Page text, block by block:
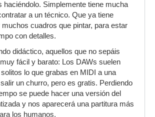
haciéndolo. Simplemente tiene mucha
a un técnico. Que ya tiene
cuadros que pintar, para estar
con detalles.
didáctico, aquellos que no sepáis
fácil y barato: Los DAWs suelen
lo que grabas en MIDI a una
un churro, pero es gratis. Perdiendo
se puede hacer una versión del
y nos aparecerá una partitura más
los humanos.